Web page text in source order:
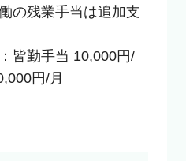
の残業手当は追加支
皆勤手当 10,000円/
円/月